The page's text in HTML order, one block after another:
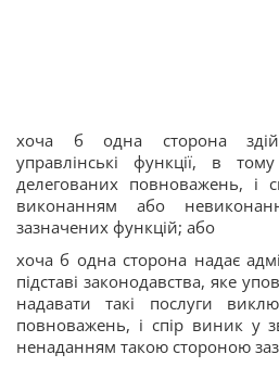
хоча б одна сторона
управлінські функції, в
делегованих повноважень, і
виконанням або
зазначених функцій; або
хоча б одна сторона надає
підставі законодавства, яке
надавати такі послуги
повноважень, і спір виник у
ненаданням такою стороною